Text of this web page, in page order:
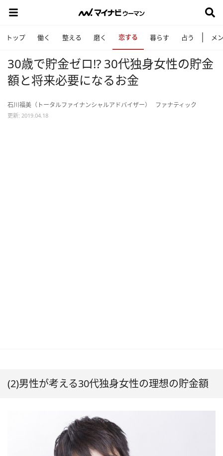
トップ 働く 整える 磨く 恋する 暮らす 占う メ
30歳で貯金ゼロ!? 30代独身女性の貯金
額と将来必要になるお金
石川福美（トータルファイナンシャルアドバイザー） ファナティック
更新: 2019.04.18
(2)男性が考える30代独身女性の理想の貯金額